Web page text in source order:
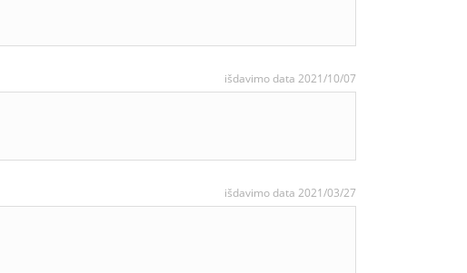
išdavimo data 2021/10/07
išdavimo data 2021/03/27